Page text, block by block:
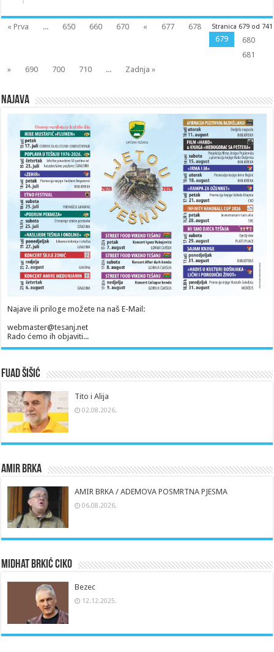
Stranica 679 od 741
« Prva ... 650 660 670 « 677
678
679
680
681
»
690 700 710 ... Zadnja »
Najava
Najave ili priloge možete na naš E-Mail:
webmaster@tesanj.net
Rado ćemo ih objaviti...
Fuad Šišić
Tito i Alija
02.08.2026.
Amir Brka
AMIR BRKA / ADEMOVA POSMRTNA PJESMA
06.08.2026.
Midhat Brkić Ciko
Bezec
12.12.2025.